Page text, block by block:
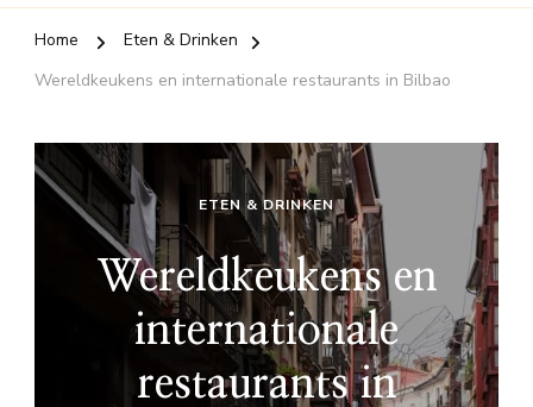
Home
Eten & Drinken
Wereldkeukens en internationale restaurants in Bilbao
ETEN & DRINKEN
Wereldkeukens en
internationale
restaurants in